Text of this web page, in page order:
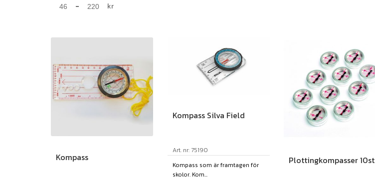
Minimum Price
- Maximum Price
kr
Kompass
Kompass Silva Field
Art. nr: 75190
Kompass som är framtagen för
skolor. Kom...
Plottingkompasser 10st